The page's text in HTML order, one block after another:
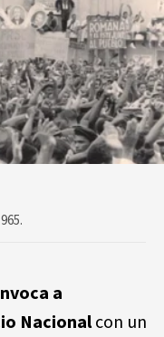
a
Nacionalcon un